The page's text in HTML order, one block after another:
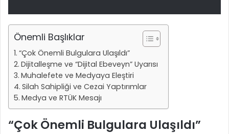
Önemli Başlıklar
“Çok Önemli Bulgulara Ulaşıldı”
Dijitalleşme ve “Dijital Ebeveyn” Uyarısı
Muhalefete ve Medyaya Eleştiri
Silah Sahipliği ve Cezai Yaptırımlar
Medya ve RTÜK Mesajı
“Çok Önemli Bulgulara Ulaşıldı”